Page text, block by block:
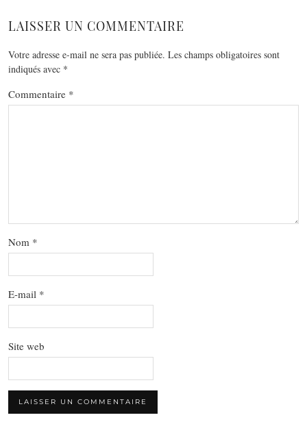
LAISSER UN COMMENTAIRE
Votre adresse e-mail ne sera pas publiée. Les champs obligatoires sont
indiqués avec *
Commentaire *
Nom *
E-mail *
Site web